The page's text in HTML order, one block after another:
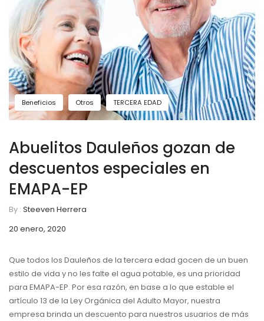
Beneficios Otros TERCERA EDAD
Abuelitos Dauleños gozan de
descuentos especiales en
EMAPA-EP
By : Steeven Herrera
20 enero, 2020
Que todos los Dauleños de la tercera edad gocen de un buen
estilo de vida y no les falte el agua potable, es una prioridad
para EMAPA-EP. Por esa razón, en base a lo que estable el
artículo 13 de la Ley Orgánica del Adulto Mayor, nuestra
empresa brinda un descuento para nuestros usuarios de más